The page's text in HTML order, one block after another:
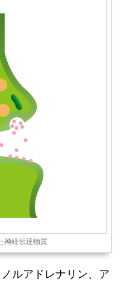
神経伝達物質
ルアドレナリン、ア